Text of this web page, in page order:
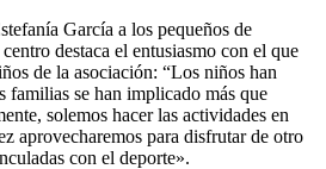
García a los pequeños de
destaca el entusiasmo con el que
de la asociación: “Los niños han
familias se han implicado más que
solemos hacer las actividades en
aprovecharemos para disfrutar de otro
con el deporte».